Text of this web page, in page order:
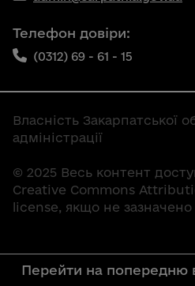
Телефон довіри:
(0312) 69 - 61 - 15
Власність Закарпатської
адміністрації
© 2025 Весь контент
Creative Commons
license, якщо не зазначено
Перейти на попередню